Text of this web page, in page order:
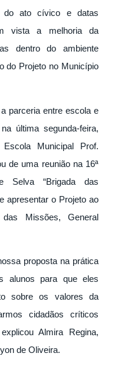
do ato cívico e datas
vista a melhoria da
dentro do ambiente
do Projeto no Município
parceria entre escola e
última segunda-feira,
Municipal Prof.
de uma reunião na 16ª
Selva “Brigada das
apresentar o Projeto ao
Missões, General
proposta na prática
alunos para que eles
sobre os valores da
cidadãos críticos
Almira Regina,
de Oliveira.